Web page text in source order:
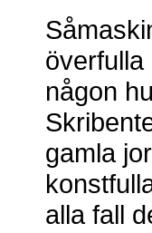
någon
gamla
alla fall